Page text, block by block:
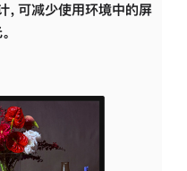
，可减少使用环境中的屏